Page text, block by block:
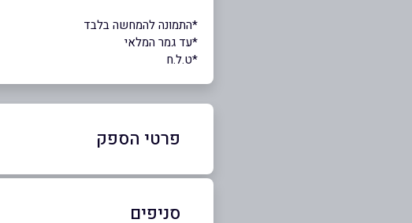
*התמונה להמחשה בלבד
*עד גמר המלאי
*ט.ל.ח
פרטי הספק
050-4441341
סניפים